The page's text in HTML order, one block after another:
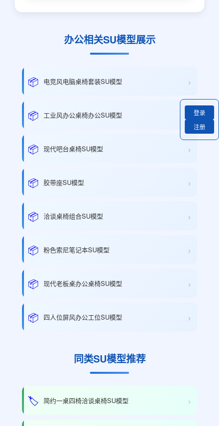
办公相关SU模型展示
📦 电竞风电脑桌椅套装SU模型 ›
📦 工业风办公桌椅办公SU模型
📦 现代吧台桌椅SU模型 ›
📦 胶带座SU模型 ›
📦 洽谈桌椅组合SU模型 ›
📦 粉色索尼笔记本SU模型 ›
📦 现代老板桌办公桌椅SU模型 ›
📦 四人位屏风办公工位SU模型 ›
同类SU模型推荐
🏷️ 简约一桌四椅洽谈桌椅SU模型 ›
登录
注册